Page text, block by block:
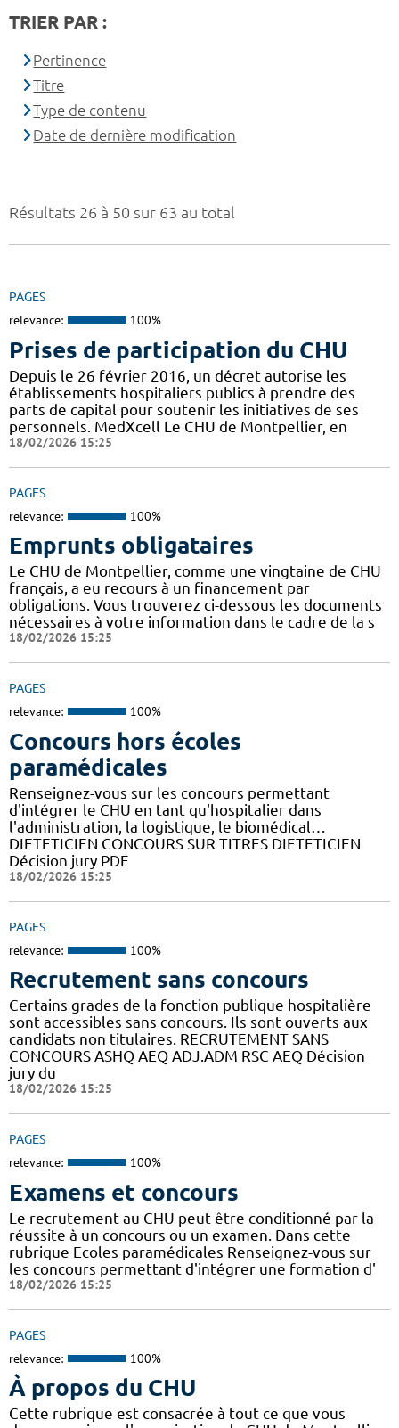
Résultats 26 à 50 sur 63 au total
PAGES
relevance: 100%
Prises de participation du CHU
Depuis le 26 février 2016, un décret autorise les
établissements hospitaliers publics à prendre des
parts de capital pour soutenir les initiatives de ses
personnels. MedXcell Le CHU de Montpellier, en
18/02/2026 15:25
PAGES
relevance: 100%
Emprunts obligataires
Le CHU de Montpellier, comme une vingtaine de CHU
français, a eu recours à un financement par
obligations. Vous trouverez ci-dessous les documents
nécessaires à votre information dans le cadre de la s
18/02/2026 15:25
PAGES
relevance: 100%
Concours hors écoles
paramédicales
Renseignez-vous sur les concours permettant
d'intégrer le CHU en tant qu'hospitalier dans
l'administration, la logistique, le biomédical…
DIETETICIEN CONCOURS SUR TITRES DIETETICIEN
Décision jury PDF
18/02/2026 15:25
PAGES
relevance: 100%
Recrutement sans concours
Certains grades de la fonction publique hospitalière
sont accessibles sans concours. Ils sont ouverts aux
candidats non titulaires. RECRUTEMENT SANS
CONCOURS ASHQ AEQ ADJ.ADM RSC AEQ Décision
jury du
18/02/2026 15:25
PAGES
relevance: 100%
Examens et concours
Le recrutement au CHU peut être conditionné par la
réussite à un concours ou un examen. Dans cette
rubrique Ecoles paramédicales Renseignez-vous sur
les concours permettant d'intégrer une formation d'
18/02/2026 15:25
PAGES
relevance: 100%
À propos du CHU
Cette rubrique est consacrée à tout ce que vous
TRIER PAR :
Pertinence
Titre
Type de contenu
Date de dernière modification